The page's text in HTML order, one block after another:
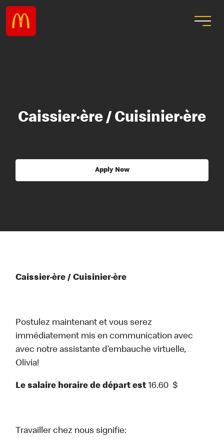
Caissier·ère / Cuisinier·ère
Apply Now
Caissier·ère / Cuisinier·ère
Postulez maintenant et vous serez
immédiatement mis en communication avec
avec notre assistante d’embauche virtuelle,
Olivia!
Le salaire horaire de départ est 16.60 $
Travailler chez nous signifie: